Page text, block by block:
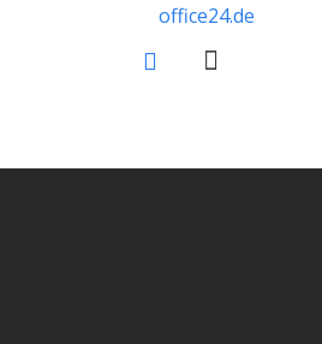
office24.de